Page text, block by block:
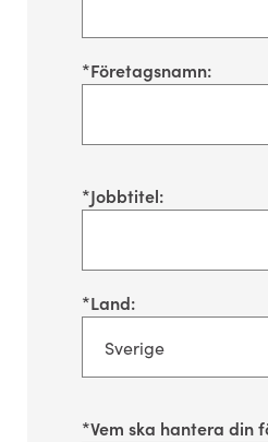
*Företagsnamn:
*Jobbtitel:
*Land:
*Vem ska hantera din